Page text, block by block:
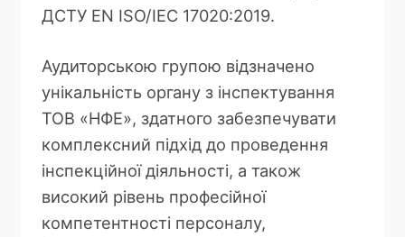
ДСТУ EN ISO/IEC 17020:2019.
Аудиторською групою відзначено
унікальність органу з інспектування
ТОВ «НФЕ», здатного забезпечувати
комплексний підхід до проведення
інспекційної діяльності, а також
високий рівень професійної
компетентності персоналу,